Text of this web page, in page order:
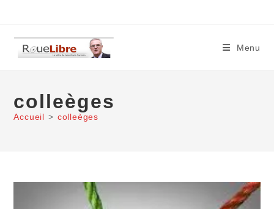
content
Menu
colleèges
Accueil > colleèges